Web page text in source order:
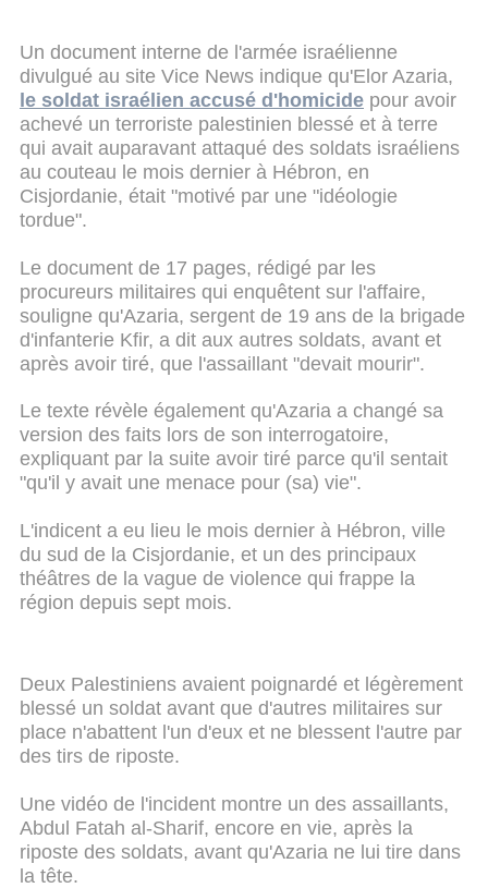
Un document interne de l'armée israélienne
divulgué au site Vice News indique qu'Elor Azaria,
le soldat israélien accusé d'homicide pour avoir
achevé un terroriste palestinien blessé et à terre
qui avait auparavant attaqué des soldats israéliens
au couteau le mois dernier à Hébron, en
Cisjordanie, était "motivé par une "idéologie
tordue".
Le document de 17 pages, rédigé par les
procureurs militaires qui enquêtent sur l'affaire,
souligne qu'Azaria, sergent de 19 ans de la brigade
d'infanterie Kfir, a dit aux autres soldats, avant et
après avoir tiré, que l'assaillant "devait mourir".
Le texte révèle également qu'Azaria a changé sa
version des faits lors de son interrogatoire,
expliquant par la suite avoir tiré parce qu'il sentait
"qu'il y avait une menace pour (sa) vie".
L'indicent a eu lieu le mois dernier à Hébron, ville
du sud de la Cisjordanie, et un des principaux
théâtres de la vague de violence qui frappe la
région depuis sept mois.
Deux Palestiniens avaient poignardé et légèrement
blessé un soldat avant que d'autres militaires sur
place n'abattent l'un d'eux et ne blessent l'autre par
des tirs de riposte.
Une vidéo de l'incident montre un des assaillants,
Abdul Fatah al-Sharif, encore en vie, après la
riposte des soldats, avant qu'Azaria ne lui tire dans
la tête.